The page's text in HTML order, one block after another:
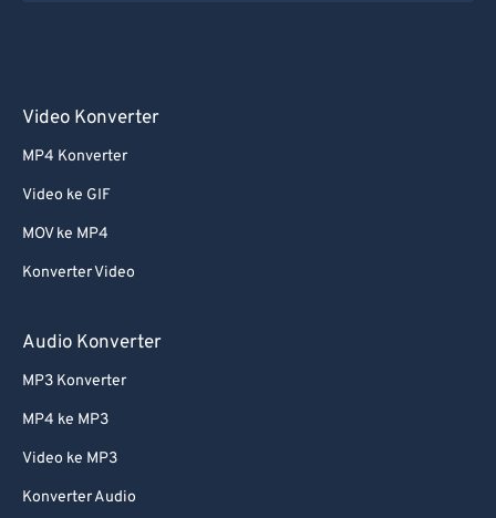
Video Konverter
MP4 Konverter
Video ke GIF
MOV ke MP4
Konverter Video
Audio Konverter
MP3 Konverter
MP4 ke MP3
Video ke MP3
Konverter Audio